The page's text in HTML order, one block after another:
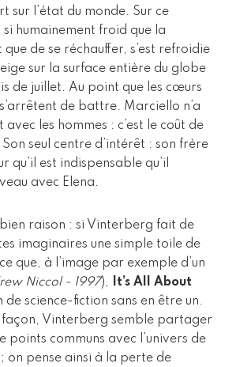
sur l’état du monde. Sur ce
si humainement froid que la
de se réchauffer, s’est refroidie
sur la surface entière du globe
de juillet. Au point que les cœurs
s’arrêtent de battre. Marciello n’a
avec les hommes : c’est le coût de
seul centre d’intérêt : son frère
qu’il est indispensable qu’il
avec Elena.
raison : si Vinterberg fait de
imaginaires une simple toile de
que, à l’image par exemple d’un
Niccol - 1997),
It’s All About
de science-fiction sans en être un.
façon, Vinterberg semble partager
points communs avec l’univers de
on pense ainsi à la perte de